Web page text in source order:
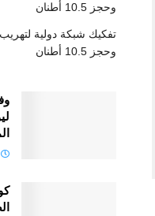
وحجز 10.5 أطنان
تفكيك شبكة دولية
وحجز 10.5 أطنان